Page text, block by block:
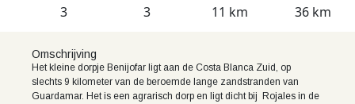
3 3 11 km 36 km
Omschrijving
Het kleine dorpje Benijofar ligt aan de Costa Blanca Zuid, op
slechts 9 kilometer van de beroemde lange zandstranden van
Guardamar. Het is een agrarisch dorp en ligt dicht bij Rojales in de